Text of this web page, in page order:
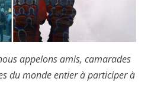
appelons amis, camarades
du monde entier à participer à